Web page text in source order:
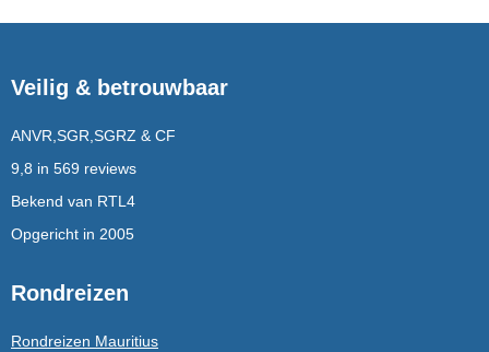
Veilig & betrouwbaar
ANVR,SGR,SGRZ & CF
9,8 in 569 reviews
Bekend van RTL4
Opgericht in 2005
Rondreizen
Rondreizen Mauritius